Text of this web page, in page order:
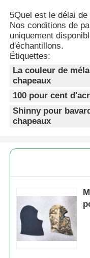
Entraîneur Socks
les chaussettes
Les chaussettes
Chaussettes
Foulard
Gants de ski
5Quel est le délai
Nos conditions de
uniquement
d'échantillons.
Étiquettes:
La couleur de
chapeaux
100 pour cent
Shinny pour
chapeaux